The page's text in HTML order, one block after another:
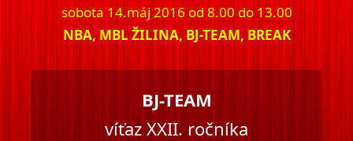
sobota 14.máj 2016 od 8.00 do 13.00
NBA, MBL ŽILINA, BJ-TEAM, BREAK
BJ-TEAM
víťaz XXII. ročníka